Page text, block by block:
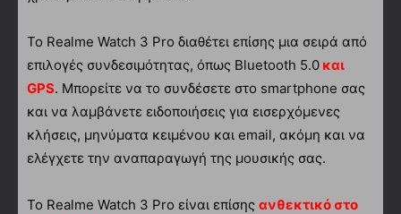
Το Realme Watch 3 Pro διαθέτει επίσης μια σειρά από
επιλογές συνδεσιμότητας, όπως Bluetooth 5.0 και
GPS. Μπορείτε να το συνδέσετε στο smartphone σας
και να λαμβάνετε ειδοποιήσεις για εισερχόμενες
κλήσεις, μηνύματα κειμένου και email, ακόμη και να
ελέγχετε την αναπαραγωγή της μουσικής σας.
Το Realme Watch 3 Pro είναι επίσης ανθεκτικό στο